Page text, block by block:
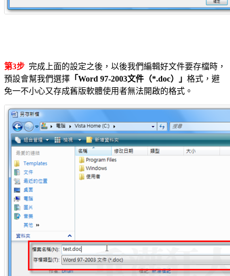
第3步 完成上面的設定之後，以後我們編輯好文件要存檔時，
預設會幫我們選擇 「Word 97-2003文件（*.doc）」 格式，避
免一不小心又存成舊版軟體使用者無法開啟的格式。